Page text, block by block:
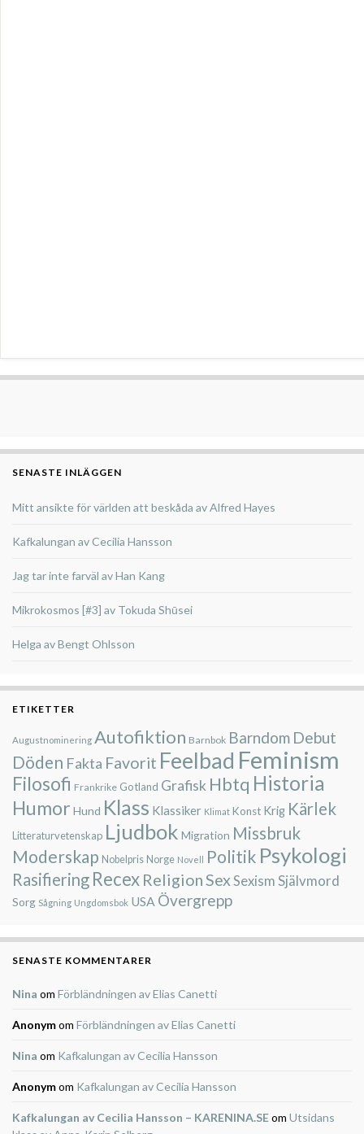
SENASTE INLÄGGEN
Mitt ansikte för världen att beskåda av Alfred Hayes
Kafkalungan av Cecilia Hansson
Jag tar inte farväl av Han Kang
Mikrokosmos [#3] av Tokuda Shūsei
Helga av Bengt Ohlsson
ETIKETTER
Augustnominering Autofiktion Barnbok Barndom Debut
Döden Fakta Favorit Feelbad Feminism
Filosofi Frankrike Gotland Grafisk Hbtq Historia
Humor Hund Klass Klassiker Klimat Konst Krig Kärlek
Litteraturvetenskap Ljudbok Migration Missbruk
Moderskap Nobelpris Norge Novell Politik Psykologi
Rasifiering Recex ReligionSex Sexism Självmord
Sorg Sågning Ungdomsbok USA Övergrepp
SENASTE KOMMENTARER
Nina om Förbländningen av Elias Canetti
Anonymom Förbländningen av Elias Canetti
Nina om Kafkalungan av Cecilia Hansson
Anonymom Kafkalungan av Cecilia Hansson
Kafkalungan av Cecilia Hansson – KARENINA.SEom Utsidans